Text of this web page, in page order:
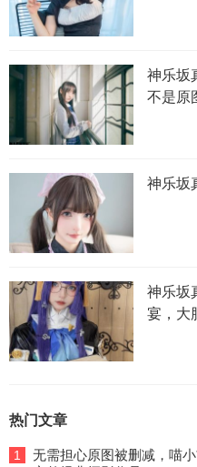
神乐坂
不是原
神乐坂
神乐坂
宴，大
热门文章
1
无需担心原图被删减，喵